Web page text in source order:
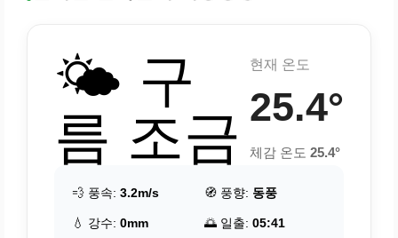
🌤️ 구
름 조금
현재 온도
25.4°
체감 온도 25.4°
💨 풍속: 3.2m/s 🧭 풍향: 동풍
💧 강수: 0mm 🌅 일출: 05:41